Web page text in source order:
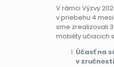
V rámci Výzvy
v priebehu 4
sme zrealizovali 3
mobility učiacich
Účasť na
v